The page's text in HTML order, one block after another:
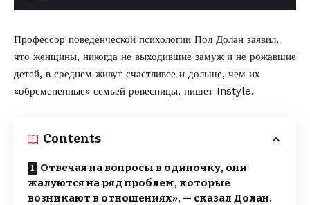
Профессор поведенческой психологии Пол Долан заявил,
что женщины, никогда не выходившие замуж и не рожавшие
детей, в среднем живут счастливее и дольше, чем их
«обремененные» семьей ровесницы, пишет Instyle.
Contents
Отвечая на вопросы в одиночку, они
жалуются на ряд проблем, которые
возникают в отношениях», — сказал Долан.